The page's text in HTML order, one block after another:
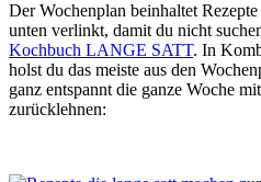
Der Wochenplan beinhaltet
unten verlinkt, damit du nicht
Kochbuch LANGE SATT. In
holst du das meiste aus den
ganz entspannt die ganze Woche
zurücklehnen: